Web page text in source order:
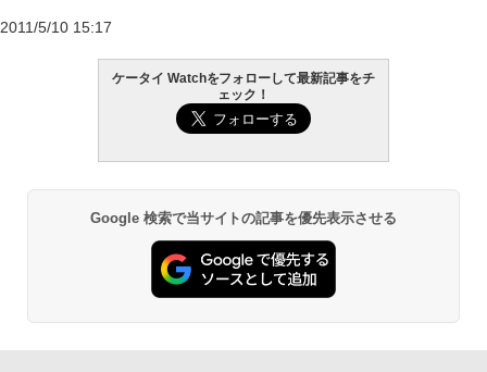
2011/5/10 15:17
ケータイ Watchをフォローして最新記事をチ
ェック！
Google 検索で当サイトの記事を優先表示させる